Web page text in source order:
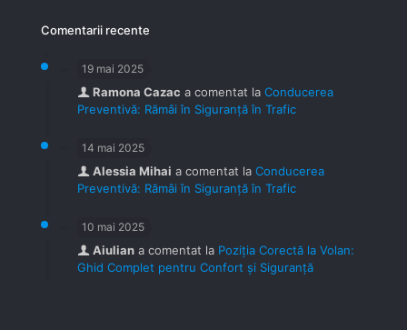
Comentarii recente
19 mai 2025
Ramona Cazac a comentat la Conducerea
Preventivă: Rămâi în Siguranță în Trafic
14 mai 2025
Alessia Mihai a comentat la Conducerea
Preventivă: Rămâi în Siguranță în Trafic
10 mai 2025
Aiulian a comentat la Poziția Corectă la Volan:
Ghid Complet pentru Confort și Siguranță